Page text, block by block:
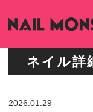
ネイル詳
2026.01.29